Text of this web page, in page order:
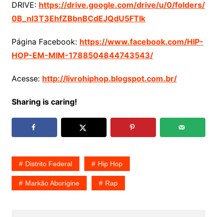
DRIVE: https://drive.google.com/drive/u/0/folders/
0B_nl3T3EhfZBbnBCdEJQdU5FTlk
Página Facebook: https://www.facebook.com/HIP-
HOP-EM-MIM-1788504844743543/
Acesse: http://livrohiphop.blogspot.com.br/
Sharing is caring!
Distrito Federal Hip Hop
Markão Aborígine Rap